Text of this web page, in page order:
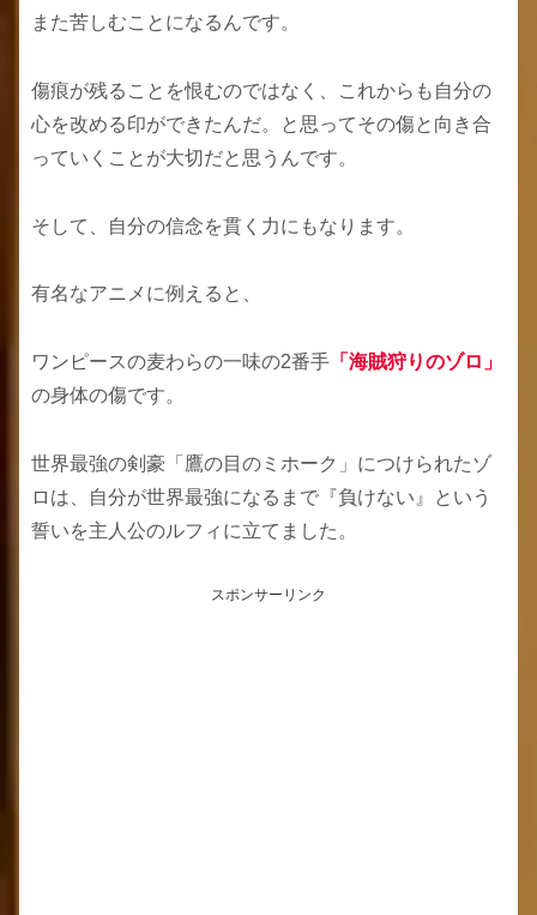
また苦しむことになるんです。
傷痕が残ることを恨むのではなく、これからも自分の
心を改める印ができたんだ。と思ってその傷と向き合
っていくことが大切だと思うんです。
そして、自分の信念を貫く力にもなります。
有名なアニメに例えると、
ワンピースの麦わらの一味の2番手 「海賊狩りのゾロ」
の身体の傷です。
世界最強の剣豪「鷹の目のミホーク」につけられたゾ
ロは、自分が世界最強になるまで『負けない』という
誓いを主人公のルフィに立てました。
スポンサーリンク